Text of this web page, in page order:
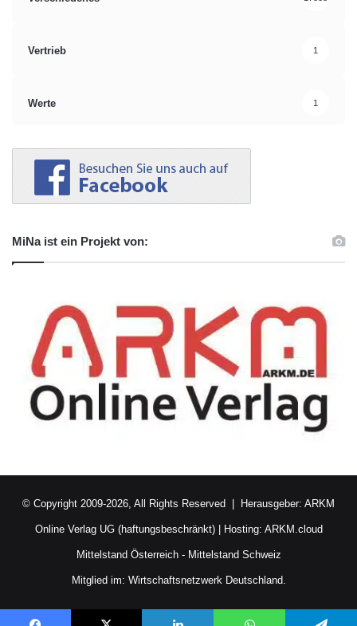
Vertrieb 1
Werte 1
MiNa ist ein Projekt von:
© Copyright 2009-2026, All Rights Reserved | Herausgeber: ARKM
Online Verlag UG (haftungsbeschränkt)| Hosting: ARKM.cloud
Mittelstand Österreich- Mittelstand Schweiz
Mitglied im: Wirtschaftsnetzwerk Deutschland.